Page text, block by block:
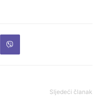
Sljedeći članak